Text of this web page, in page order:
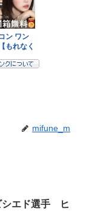
mifune_m
シエド選手 ヒ